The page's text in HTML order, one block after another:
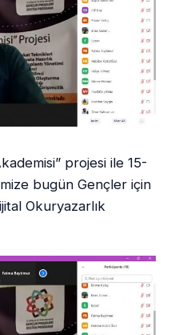
projesi ile 15-
bugün Gençler için
Okuryazarlık